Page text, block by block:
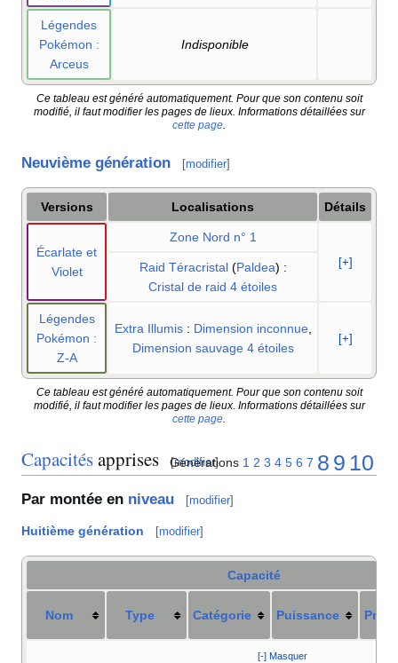
Légendes
Pokémon :
Arceus
Indisponible
Ce tableau est généré automatiquement. Pour que son contenu soit
modifié, il faut modifier les pages de lieux. Informations détaillées sur
cette page
Neuvième génération [modifier]
Versions Localisations Détails
Écarlate et
Violet
Zone Nord n° 1
[+]
Raid Téracristal(Paldea) :
Cristal de raid 4 étoiles
Légendes
Pokémon :
Z-A
Extra Illumis : Dimension inconnue,
Dimension sauvage 4 étoiles
[+]
Ce tableau est généré automatiquement. Pour que son contenu soit
modifié, il faut modifier les pages de lieux. Informations détaillées sur
cette page
Capacitésapprises [modifier]
Générations 1 2 3 4 5 6 7 8 9 10
Par montée en niveau [modifier]
Huitième génération [modifier]
Capacité
Nom Type Catégorie Puissance
[-] Masquer